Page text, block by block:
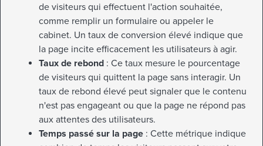
de visiteurs qui effectuent l'action souhaitée,
comme remplir un formulaire ou appeler le
cabinet. Un taux de conversion élevé indique que
la page incite efficacement les utilisateurs à agir.
Taux de rebond : Ce taux mesure le pourcentage
de visiteurs qui quittent la page sans interagir. Un
taux de rebond élevé peut signaler que le contenu
n'est pas engageant ou que la page ne répond pas
aux attentes des utilisateurs.
Temps passé sur la page : Cette métrique indique